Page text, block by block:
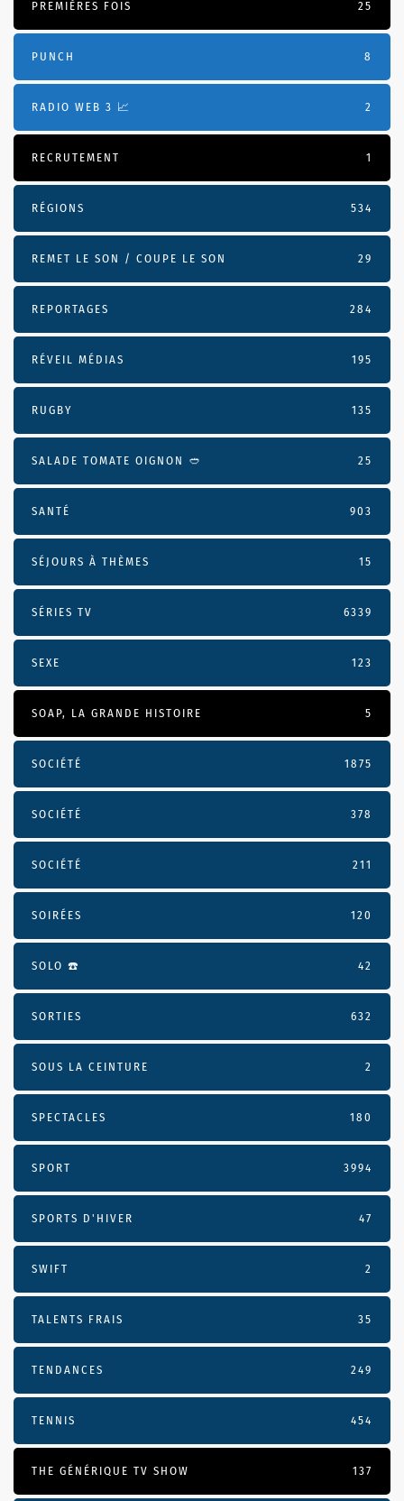
PREMIÈRES FOIS 25
PUNCH 8
RADIO WEB 3 📈 2
RECRUTEMENT 1
RÉGIONS 534
REMET LE SON / COUPE LE SON 29
REPORTAGES 284
RÉVEIL MÉDIAS 195
RUGBY 135
SALADE TOMATE OIGNON 🥙 25
SANTÉ 903
SÉJOURS À THÈMES 15
SÉRIES TV 6339
SEXE 123
SOAP, LA GRANDE HISTOIRE 5
SOCIÉTÉ 1875
SOCIÉTÉ 378
SOCIÉTÉ 211
SOIRÉES 120
SOLO ☎️ 42
SORTIES 632
SOUS LA CEINTURE 2
SPECTACLES 180
SPORT 3994
SPORTS D'HIVER 47
SWIFT 2
TALENTS FRAIS 35
TENDANCES 249
TENNIS 454
THE GÉNÉRIQUE TV SHOW 137